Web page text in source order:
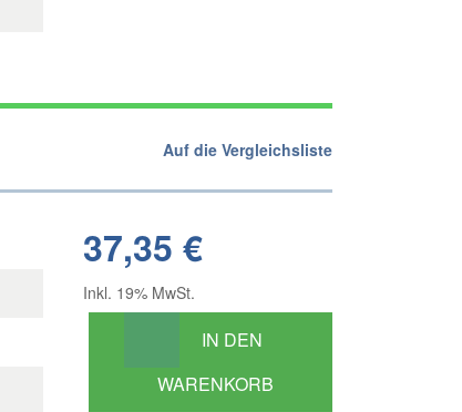
Auf die Vergleichsliste
37,35 €
Inkl. 19% MwSt.
IN DEN
WARENKORB